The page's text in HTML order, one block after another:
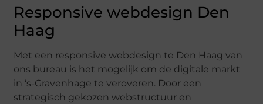
Responsive webdesign Den
Haag
Met een responsive webdesign te Den Haag van
ons bureau is het mogelijk om de digitale markt
in ‘s-Gravenhage te veroveren. Door een
strategisch gekozen webstructuur en